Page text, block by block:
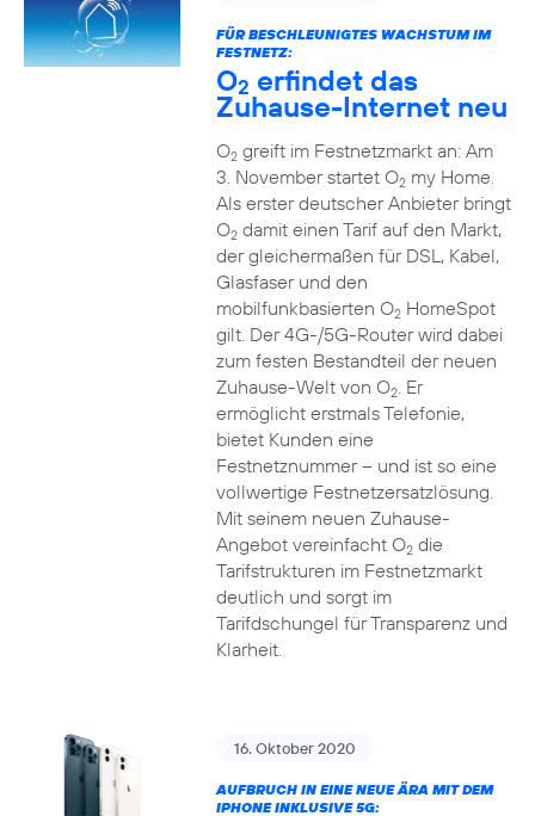
FÜR BESCHLEUNIGTES WACHSTUM IM
FESTNETZ:
O2 erfindet das
Zuhause-Internet neu
O2greift im Festnetzmarkt an: Am
3. November startet O2my Home.
Als erster deutscher Anbieter bringt
O2damit einen Tarif auf den Markt,
der gleichermaßen für DSL, Kabel,
Glasfaser und den
mobilfunkbasierten O2HomeSpot
gilt. Der 4G-/5G-Router wird dabei
zum festen Bestandteil der neuen
Zuhause-Welt von O2. Er
ermöglicht erstmals Telefonie,
bietet Kunden eine
Festnetznummer – und ist so eine
vollwertige Festnetzersatzlösung.
Mit seinem neuen Zuhause-
Angebot vereinfacht O2die
Tarifstrukturen im Festnetzmarkt
deutlich und sorgt im
Tarifdschungel für Transparenz und
Klarheit.
16. Oktober 2020
AUFBRUCH IN EINE NEUE ÄRA MIT DEM
IPHONE INKLUSIVE 5G: